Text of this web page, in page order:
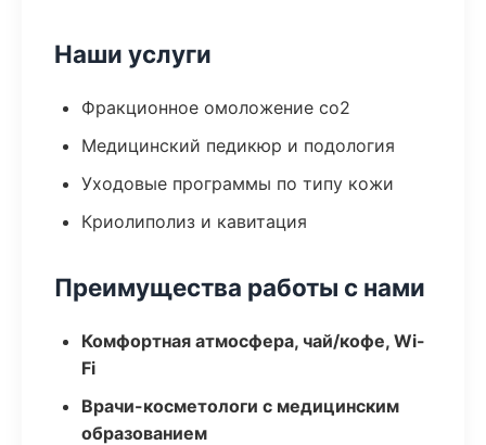
Наши услуги
Фракционное омоложение co2
Медицинский педикюр и подология
Уходовые программы по типу кожи
Криолиполиз и кавитация
Преимущества работы с нами
Комфортная атмосфера, чай/кофе, Wi-
Fi
Врачи-косметологи с медицинским
образованием